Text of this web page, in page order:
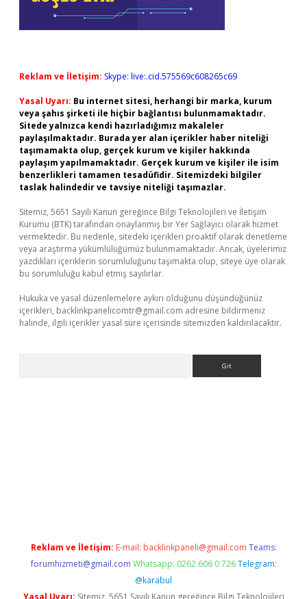
Reklam ve İletişim: Skype: live:.cid.575569c608265c69
Yasal Uyarı: Bu internet sitesi, herhangi bir marka, kurum
veya şahıs şirketi ile hiçbir bağlantısı bulunmamaktadır.
Sitede yalnızca kendi hazırladığımız makaleler
paylaşılmaktadır. Burada yer alan içerikler haber niteliği
taşımamakta olup, gerçek kurum ve kişiler hakkında
paylaşım yapılmamaktadır. Gerçek kurum ve kişiler ile isim
benzerlikleri tamamen tesadüfidir. Sitemizdeki bilgiler
taslak halindedir ve tavsiye niteliği taşımazlar.
Sitemiz, 5651 Sayılı Kanun gereğince Bilgi Teknolojileri ve İletişim
Kurumu (BTK) tarafından onaylanmış bir Yer Sağlayıcı olarak hizmet
vermektedir. Bu nedenle, sitedeki içerikleri proaktif olarak denetleme
veya araştırma yükümlülüğümüz bulunmamaktadır. Ancak, üyelerimiz
yazdıkları içeriklerin sorumluluğunu taşımakta olup, siteye üye olarak
bu sorumluluğu kabul etmiş sayılırlar.
Hukuka ve yasal düzenlemelere aykırı olduğunu düşündüğünüz
içerikleri, backlinkpanelicomtr@gmail.com adresine bildirmeniz
halinde, ilgili içerikler yasal süre içerisinde sitemizden kaldırılacaktır.
Reklam ve İletişim: E-mail: backlinkpaneli@gmail.com Teams:
forumhizmeti@gmail.com Whatsapp: 0262 606 0 726 Telegram:
@karabul
Yasal Uyarı: Sitemiz, 5651 Sayılı Kanun gereğince Bilgi Teknolojileri